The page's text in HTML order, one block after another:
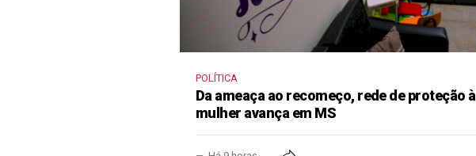
POLÍTICA
Da ameaça ao recomeço, rede de proteção à
mulher avança em MS